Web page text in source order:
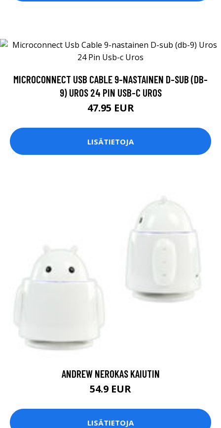
MICROCONNECT USB CABLE 9-NASTAINEN D-SUB (DB-
9) UROS 24 PIN USB-C UROS
47.95 EUR
LISÄTIETOJA
ANDREW NEROKAS KAIUTIN
54.9 EUR
LISÄTIETOJA